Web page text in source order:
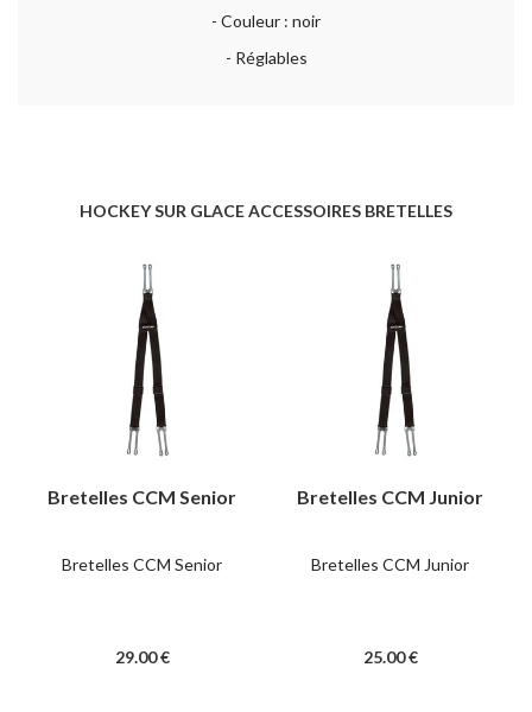
- Couleur : noir
- Réglables
HOCKEY SUR GLACE ACCESSOIRES BRETELLES
Bretelles CCM Senior
Bretelles CCM Senior
29.00 €
Bretelles CCM Junior
Bretelles CCM Junior
25.00 €